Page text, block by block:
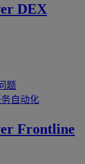
DEX
题
自动化
Frontline